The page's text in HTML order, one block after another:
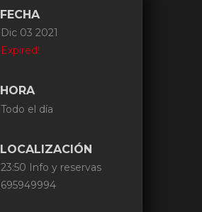
FECHA
Dic 03 2021
Expired!
HORA
Todo el día
LOCALIZACIÓN
23:50 Info y reservas
695949994